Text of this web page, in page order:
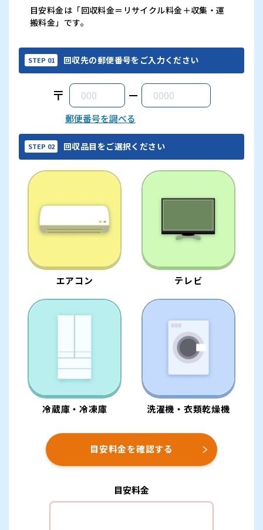
目安料金は「回収料金＝リサイクル料金＋収集・運
搬料金」です。
STEP 01 回収先の郵便番号をご入力ください
〒
郵便番号を調べる
STEP 02 回収品目をご選択ください
エアコン テレビ
冷蔵庫・冷凍庫 洗濯機・衣類乾燥機
目安料金を確認する
目安料金